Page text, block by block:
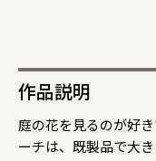
作品説明
庭の花を見るのが好
ーチは、既製品で大